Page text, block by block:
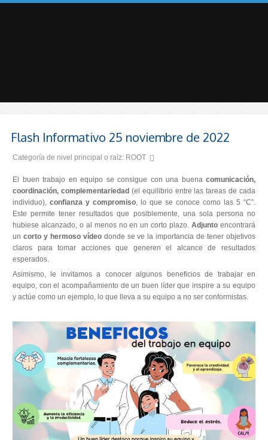
Flash Informativo 25 noviembre de 2022
Categoría de nivel principal o raíz: ROOT
El buen trabajo en equipo se consigue con una buena comunicación,
coordinación, complementariedad (el equilibrio entre las tareas de cada
individuo), confianza y compromiso, lo que se conoce como las 5 “C”.
Este permite tener resultados que posiblemente, una sola persona no
hubiese alcanzado, o al menos no en un corto plazo.Adjunto encontrará
un corto y hermoso vídeodonde se ve la importancia de tener objetivos
claros para tomar acciones que generen el alcance de resultados
esperados.
Asimismo, le invitamos a conocer algunos beneficios de trabajar en
equipo, con el acompañamiento de un buen líder que inspire a su equipo
y actúe como un ejemplo, lo que lleva a su equipo a no ser conformistas.